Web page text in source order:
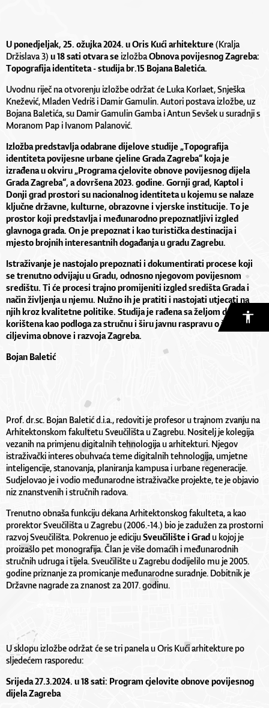
U ponedjeljak, 25. ožujka 2024. u Oris Kući arhitekture(Kralja
Držislava 3) u 18 sati otvara se izložbaObnova povijesnog Zagreba:
Topografija identiteta-studija br.15 Bojana Baletića.
Uvodnu riječ na otvorenju izložbe održat će Luka Korlaet, Snješka
Knežević, Mladen Vedriš i Damir Gamulin. Autori postava izložbe, uz
Bojana Baletića, su Damir Gamulin Gamba i Antun Sevšek u suradnji s
Moranom Pap i Ivanom Palanović.
Izložba predstavlja odabrane dijelove studije „Topografija
identiteta povijesne urbane cjeline Grada Zagreba“ koja je
izrađena u okviru „Programa cjelovite obnove povijesnog dijela
Grada Zagreba“, a dovršena 2023. godine. Gornji grad, Kaptol i
Donji grad prostori su nacionalnog identiteta u kojemu se nalaze
ključne državne, kulturne, obrazovne i vjerske institucije. To je
prostor koji predstavlja i međunarodno prepoznatljivi izgled
glavnoga grada. On je prepoznat i kao turistička destinacija i
mjesto brojnih interesantnih događanja u gradu Zagrebu.
Istraživanje je nastojalo prepoznati i dokumentirati procese koji
se trenutno odvijaju u Gradu, odnosno njegovom povijesnom
središtu. Ti će procesi trajno promijeniti izgled središta Grada i
način življenja u njemu. Nužno ih je pratiti i nastojati utjecati na
njih kroz kvalitetne politike. Studija je rađena sa željom da bude
korištena kao podloga za stručnu i širu javnu raspravu o željenim
ciljevima obnove i razvoja Zagreba.
Bojan Baletić
Prof.dr.sc. Bojan Baletić d.i.a., redoviti je profesor u trajnom zvanju na
Arhitektonskom fakultetu Sveučilišta u Zagrebu. Nositelj je kolegija
vezanih na primjenu digitalnih tehnologija u arhitekturi. Njegov
istraživački interes obuhvaća teme digitalnih tehnologija, umjetne
inteligencije, stanovanja, planiranja kampusa i urbane regeneracije.
Sudjelovao je i vodio međunarodne istraživačke projekte, te je objavio
niz znanstvenih i stručnih radova.
Trenutno obnaša funkciju dekana Arhitektonskog fakulteta, a kao
prorektor Sveučilišta u Zagrebu (2006.-14.) bio je zadužen za prostorni
razvoj Sveučilišta. Pokrenuo je edicijuSveučilište i Grad u kojoj je
proizašlo pet monografija. Član je više domaćih i međunarodnih
stručnih udruga i tijela. Sveučilište u Zagrebu dodijelilo mu je 2005.
godine priznanje za promicanje međunarodne suradnje. Dobitnik je
Državne nagrade za znanost za 2017. godinu.
U sklopu izložbe održat će se tri panela u Oris Kući arhitekture po
sljedećem rasporedu:
Srijeda 27.3.2024. u 18 sati: Program cjelovite obnove povijesnog
dijela Zagreba